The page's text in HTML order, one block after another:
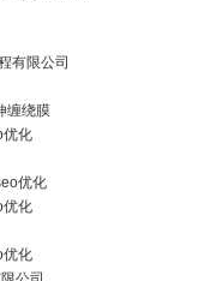
有限公司
缠绕膜
优化
优化
优化
优化